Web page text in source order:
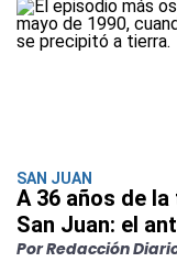
SAN JUAN
A 36 años de
San Juan: el
Por Redacción